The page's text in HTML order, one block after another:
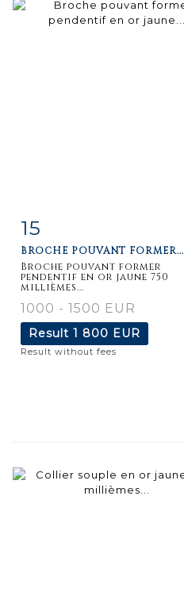
Item detail
15
BROCHE POUVANT FORMER...
Broche pouvant former
pendentif en or jaune 750
millièmes...
1000 - 1500 EUR
Result 1 800 EUR
Result without fees